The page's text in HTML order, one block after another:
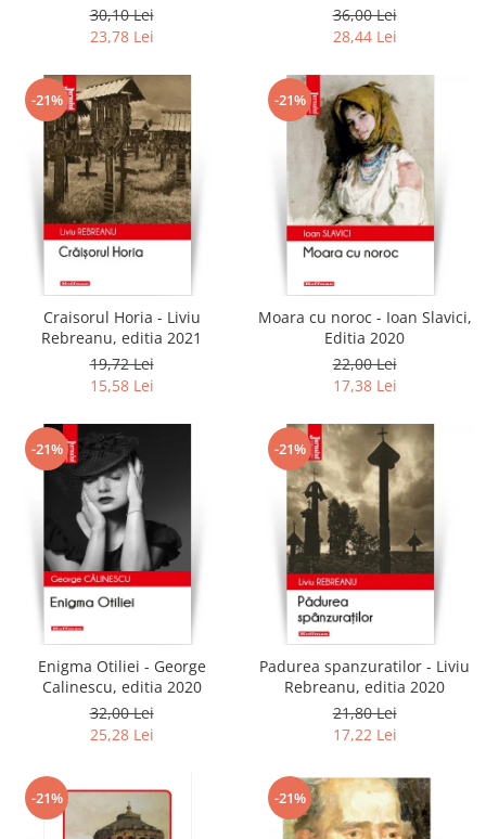
30,10 Lei
23,78 Lei
36,00 Lei
28,44 Lei
-21%
Craisorul Horia - Liviu
Rebreanu, editia 2021
19,72 Lei
15,58 Lei
-21%
Moara cu noroc - Ioan Slavici,
Editia 2020
22,00 Lei
17,38 Lei
-21%
Enigma Otiliei - George
Calinescu, editia 2020
32,00 Lei
25,28 Lei
-21%
Padurea spanzuratilor - Liviu
Rebreanu, editia 2020
21,80 Lei
17,22 Lei
-21% -21%